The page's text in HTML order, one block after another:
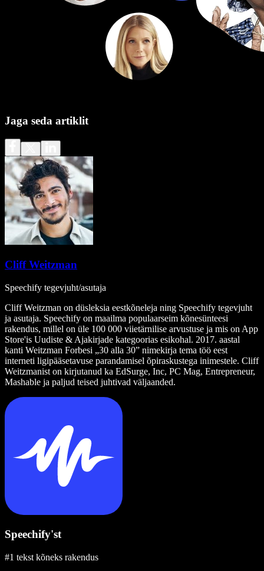
Jaga seda artiklit
Cliff Weitzman
Speechify tegevjuht/asutaja
Cliff Weitzman on düsleksia eestkõneleja ning Speechify tegevjuht
ja asutaja. Speechify on maailma populaarseim kõnesünteesi
rakendus, millel on üle 100 000 viietärnilise arvustuse ja mis on App
Store'is Uudiste & Ajakirjade kategoorias esikohal. 2017. aastal
kanti Weitzman Forbesi „30 alla 30” nimekirja tema töö eest
interneti ligipääsetavuse parandamisel õpiraskustega inimestele. Cliff
Weitzmanist on kirjutanud ka EdSurge, Inc, PC Mag, Entrepreneur,
Mashable ja paljud teised juhtivad väljaanded.
Speechify'st
#1 tekst kõneks rakendus